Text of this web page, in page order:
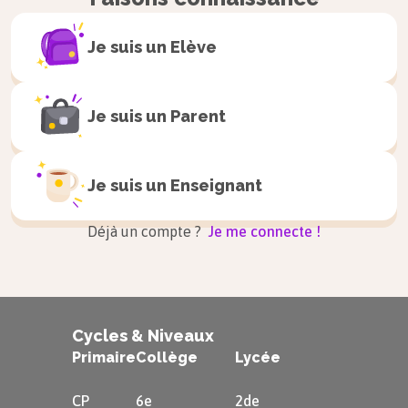
Je suis un Elève
Je suis un Parent
Je suis un Enseignant
Déjà un compte ? Je me connecte !
Cycles & Niveaux
Primaire
CP
Collège
6e
Lycée
2de